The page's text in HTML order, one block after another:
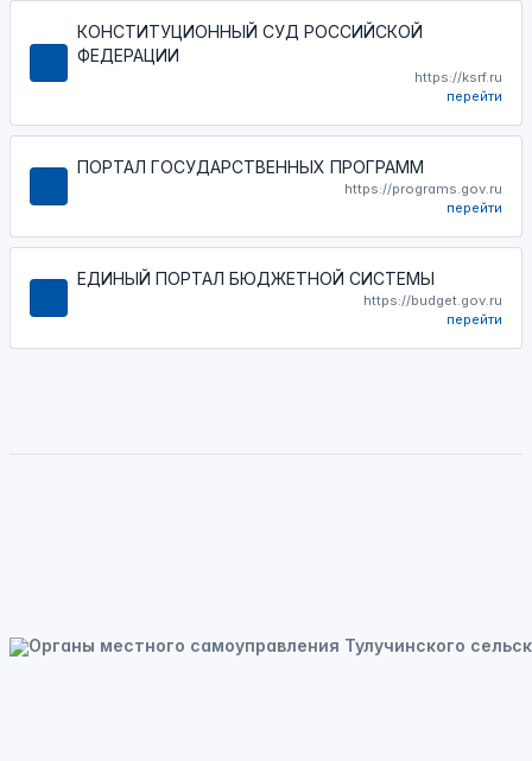
КОНСТИТУЦИОННЫЙ СУД РОССИЙСКОЙ
ФЕДЕРАЦИИ
https://ksrf.ru
перейти
ПОРТАЛ ГОСУДАРСТВЕННЫХ ПРОГРАММ
https://programs.gov.ru
перейти
ЕДИНЫЙ ПОРТАЛ БЮДЖЕТНОЙ СИСТЕМЫ
https://budget.gov.ru
перейти